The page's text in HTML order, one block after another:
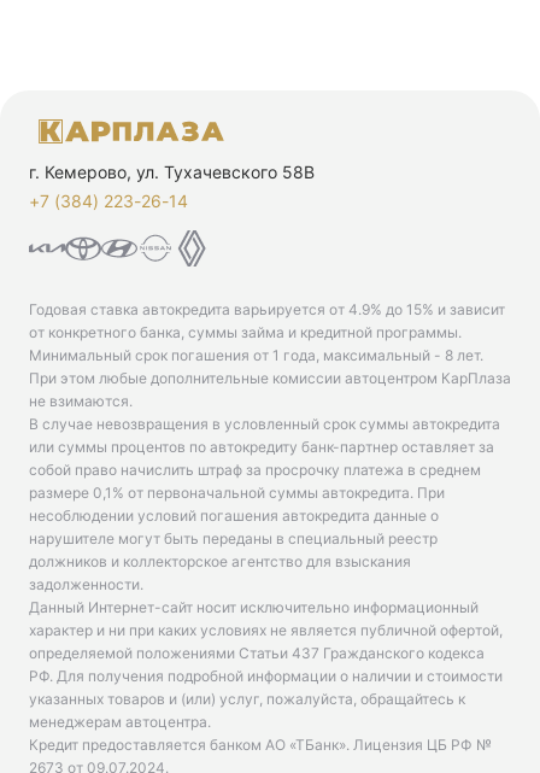
г. Кемерово, ул. Тухачевского 58В
+7 (384) 223-26-14‬
Годовая ставка автокредита варьируется от 4.9% до 15% и зависит
от конкретного банка, суммы займа и кредитной программы.
Минимальный срок погашения от 1 года, максимальный - 8 лет.
При этом любые дополнительные комиссии автоцентром КарПлаза
не взимаются.
В случае невозвращения в условленный срок суммы автокредита
или суммы процентов по автокредиту банк-партнер оставляет за
собой право начислить штраф за просрочку платежа в среднем
размере 0,1% от первоначальной суммы автокредита. При
несоблюдении условий погашения автокредита данные о
нарушителе могут быть переданы в специальный реестр
должников и коллекторское агентство для взыскания
задолженности.
Данный Интернет-сайт носит исключительно информационный
характер и ни при каких условиях не является публичной офертой,
определяемой положениями Статьи 437 Гражданского кодекса
РФ. Для получения подробной информации о наличии и стоимости
указанных товаров и (или) услуг, пожалуйста, обращайтесь к
менеджерам автоцентра.
Кредит предоставляется банком АО «ТБанк». Лицензия ЦБ РФ №
2673 от 09.07.2024.